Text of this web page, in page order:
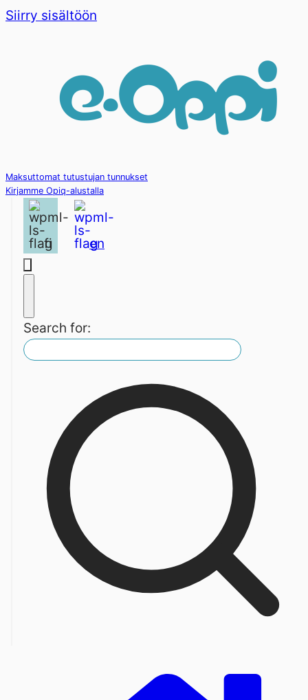
Siirry sisältöön
Maksuttomat tutustujan tunnukset
Kirjamme Opiq-alustalla
fi en
Search for: